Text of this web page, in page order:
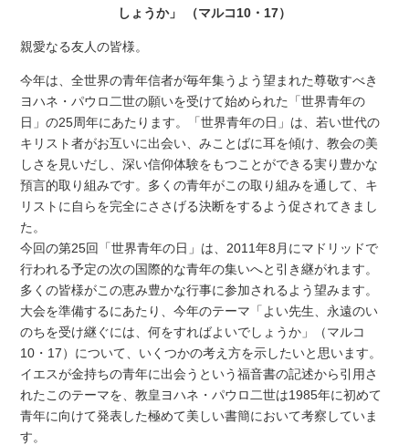
しょうか」 （マルコ10・17）
親愛なる友人の皆様。
今年は、全世界の青年信者が毎年集うよう望まれた尊敬すべき
ヨハネ・パウロ二世の願いを受けて始められた「世界青年の
日」の25周年にあたります。「世界青年の日」は、若い世代の
キリスト者がお互いに出会い、みことばに耳を傾け、教会の美
しさを見いだし、深い信仰体験をもつことができる実り豊かな
預言的取り組みです。多くの青年がこの取り組みを通して、キ
リストに自らを完全にささげる決断をするよう促されてきまし
た。
今回の第25回「世界青年の日」は、2011年8月にマドリッドで
行われる予定の次の国際的な青年の集いへと引き継がれます。
多くの皆様がこの恵み豊かな行事に参加されるよう望みます。
大会を準備するにあたり、今年のテーマ「よい先生、永遠のい
のちを受け継ぐには、何をすればよいでしょうか」（マルコ
10・17）について、いくつかの考え方を示したいと思います。
イエスが金持ちの青年に出会うという福音書の記述から引用さ
れたこのテーマを、教皇ヨハネ・パウロ二世は1985年に初めて
青年に向けて発表した極めて美しい書簡において考察していま
す。